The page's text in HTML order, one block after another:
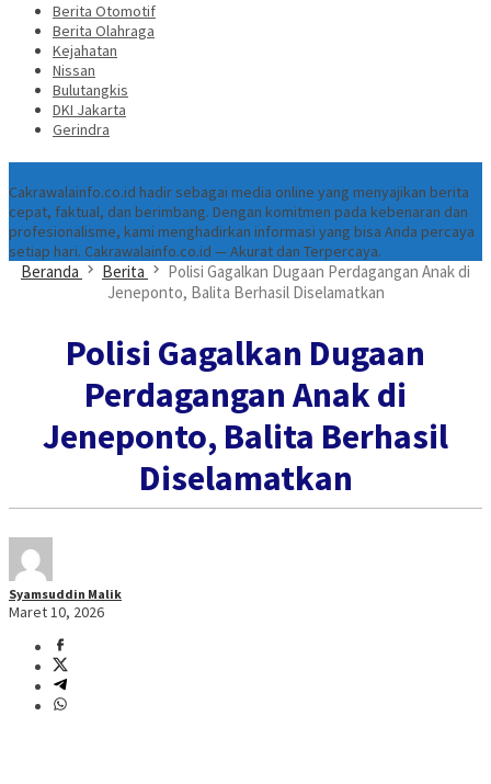
Berita Otomotif
Berita Olahraga
Kejahatan
Nissan
Bulutangkis
DKI Jakarta
Gerindra
Cakrawalainfo.co.id hadir sebagai media online yang menyajikan berita
cepat, faktual, dan berimbang. Dengan komitmen pada kebenaran dan
profesionalisme, kami menghadirkan informasi yang bisa Anda percaya
setiap hari. Cakrawalainfo.co.id — Akurat dan Terpercaya.
Beranda Berita
Polisi Gagalkan Dugaan Perdagangan Anak di
Jeneponto, Balita Berhasil Diselamatkan
Polisi Gagalkan Dugaan
Perdagangan Anak di
Jeneponto, Balita Berhasil
Diselamatkan
Syamsuddin Malik
Maret 10, 2026